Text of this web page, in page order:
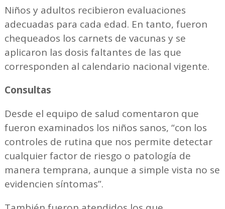
Niños y adultos recibieron evaluaciones
adecuadas para cada edad. En tanto, fueron
chequeados los carnets de vacunas y se
aplicaron las dosis faltantes de las que
corresponden al calendario nacional vigente.
Consultas
Desde el equipo de salud comentaron que
fueron examinados los niños sanos, “con los
controles de rutina que nos permite detectar
cualquier factor de riesgo o patología de
manera temprana, aunque a simple vista no se
evidencien síntomas”.